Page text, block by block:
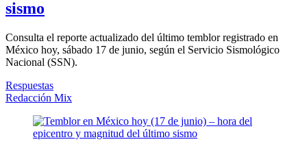
sismo
Consulta el reporte actualizado del último temblor registrado en
México hoy, sábado 17 de junio, según el Servicio Sismológico
Nacional (SSN).
Respuestas
Redacción Mix